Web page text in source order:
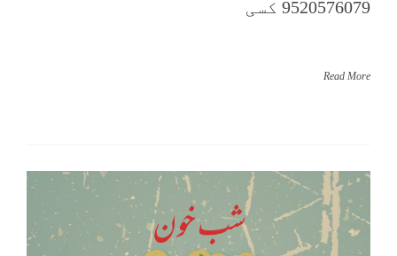
9520576079 کسی
Read More